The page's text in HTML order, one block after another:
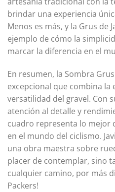
brindar una experiencia
Menos es más, y la Grus de
ejemplo de cómo la
marcar la diferencia en el
En resumen, la Sombra
excepcional que combina la
versatilidad del gravel. Con
atención al detalle y
cuadro representa lo mejor
en el mundo del ciclismo.
una obra maestra sobre
placer de contemplar, sino
cualquier camino, por más
Packers!